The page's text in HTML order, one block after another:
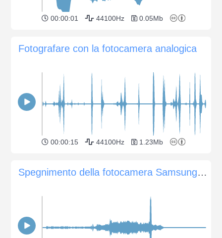
00:00:01 44100Hz 0.05Mb
Fotografare con la fotocamera analogica
00:00:15 44100Hz 1.23Mb
Spegnimento della fotocamera Samsung SL50